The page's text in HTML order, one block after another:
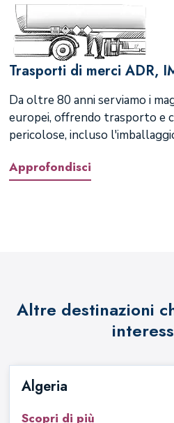
Trasporti di merci ADR,
Da oltre 80 anni serviamo i
europei, offrendo trasporto e
pericolose, incluso
Approfondisci
Altre destinazioni
Algeria
Scopri di più